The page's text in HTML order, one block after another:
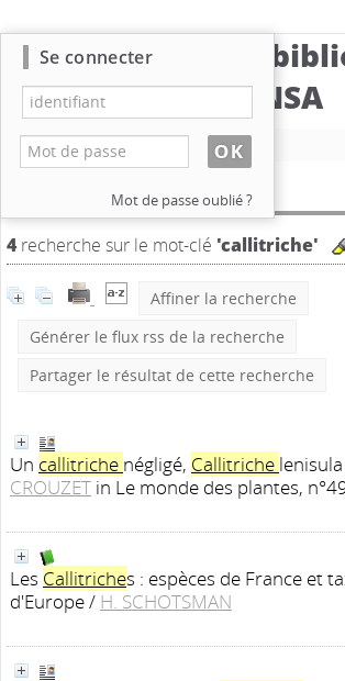
Catalogue de la
du CBNSA
Nouvelle recherche
Résultat de la recherche
4recherche sur le mot-clé 'callitriche'
Affiner la recherche
Générer le flux rss de la recherche
Partager le résultat de cette recherche
Un callitriche négligé, Callitriche
CROUZET in Le monde des plantes,
Les Callitriches : espèces de France et
d'Europe/ H. SCHOTSMAN
Se connecter
Mot de passe oublié ?